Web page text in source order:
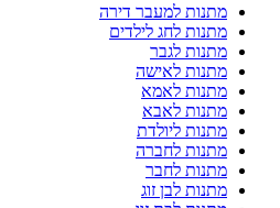
מתנות למעבר דירה
מתנות לחג לילדים
מתנות לגבר
מתנות לאישה
מתנות לאמא
מתנות לאבא
מתנות ליולדת
מתנות לחברה
מתנות לחבר
מתנות לבן זוג